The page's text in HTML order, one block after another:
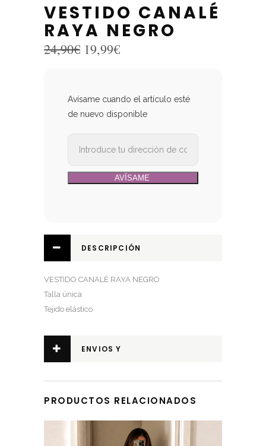
VESTIDO CANALÉ
RAYA NEGRO
24,90€ El
precio
24,90€.
19,99€El
19,99€.
Avísame cuando el artículo esté
de nuevo disponible
DESCRIPCIÓN
VESTIDO CANALÉ RAYA NEGRO
Talla única
Tejido elástico
ENVIOS Y
PRODUCTOS RELACIONADOS